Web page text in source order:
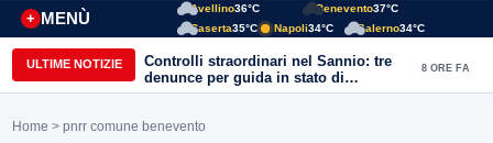
MENÙ
+
Avellino36°C Benevento37°C
Caserta35°C Napoli34°C Salerno34°C
ULTIME NOTIZIE
Controlli straordinari nel Sannio: tre
denunce per guida in stato di
ebbrezza, un arresto e 1.500 kg di
8 ORE FA
Home > pnrr comune benevento